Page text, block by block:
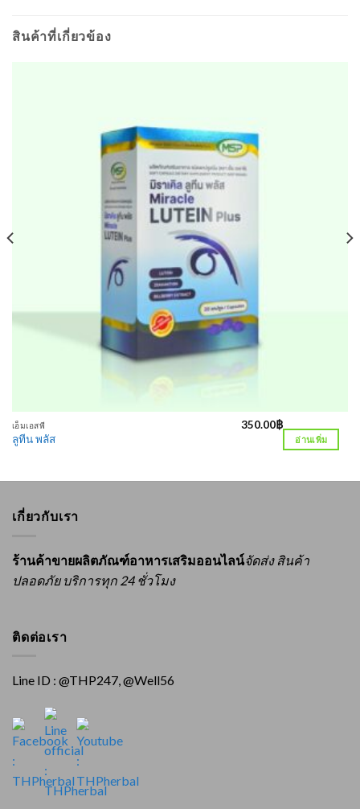
สินค้าที่เกี่ยวข้อง
เอ็มเอสพี
ลูทีน พลัส
350.00฿
อ่านเพิ่ม
เกี่ยวกับเรา
ร้านค้าขายผลิตภัณฑ์อาหารเสริมออนไลน์จัดส่ง สินค้า
ปลอดภัย บริการทุก 24 ชั่วโมง
ติดต่อเรา
Line ID : @THP247, @Well56